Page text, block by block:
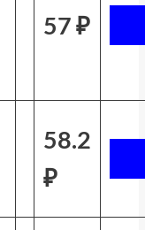
57 ₽
58.2
₽